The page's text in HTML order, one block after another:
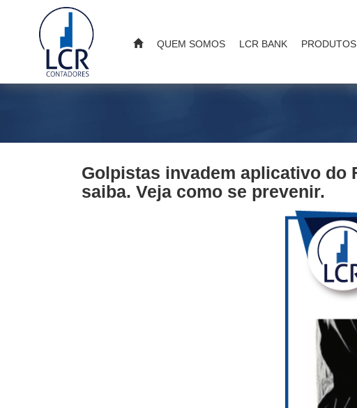
QUEM SOMOS LCR BANK
Golpistas invadem aplicativo do
saiba. Veja como se prevenir.